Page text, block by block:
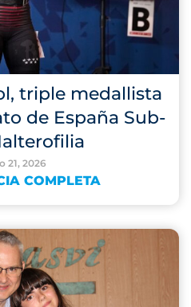
triple medallista
de España Sub-
21, 2026
COMPLETA